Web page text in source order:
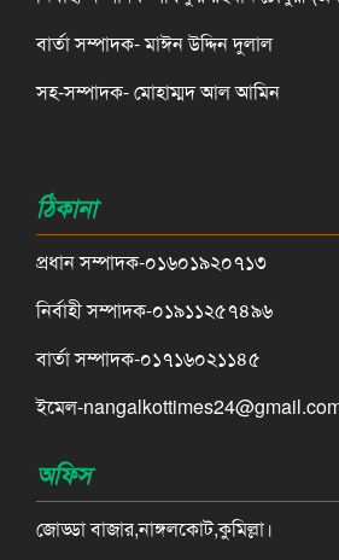
বার্তা সম্পাদক- মাঈন উদ্দিন দুলাল
সহ-সম্পাদক- মোহাম্মদ আল আমিন
ঠিকানা
প্রধান সম্পাদক-০১৬০১৯২০৭১৩
নির্বাহী সম্পাদক-০১৯১১২৫৭৪৯৬
বার্তা সম্পাদক-০১৭১৬০২১১৪৫
ইমেল-
অফিস
জোড্ডা বাজার,নাঙ্গলকোট,কুমিল্লা।